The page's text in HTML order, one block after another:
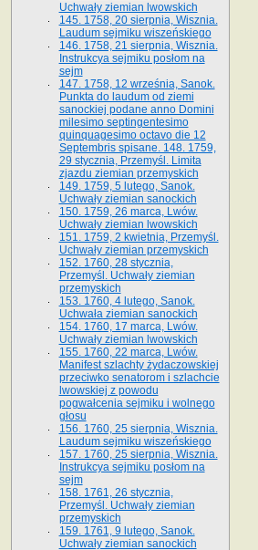
Uchwały ziemian lwowskich
145. 1758, 20 sierpnia, Wisznia.
Laudum sejmiku wiszeńskiego
146. 1758, 21 sierpnia, Wisznia.
Instrukcya sejmiku posłom na
sejm
147. 1758, 12 września, Sanok.
Punkta do laudum od ziemi
sanockiej podane anno Domini
milesimo septingentesimo
quinquagesimo octavo die 12
Septembris spisane. 148. 1759,
29 stycznia, Przemyśl. Limita
zjazdu ziemian przemyskich
149. 1759, 5 lutego, Sanok.
Uchwały ziemian sanockich
150. 1759, 26 marca, Lwów.
Uchwały ziemian lwowskich
151. 1759, 2 kwietnia, Przemyśl.
Uchwały ziemian przemyskich
152. 1760, 28 stycznia,
Przemyśl. Uchwały ziemian
przemyskich
153. 1760, 4 lutego, Sanok.
Uchwała ziemian sanockich
154. 1760, 17 marca, Lwów.
Uchwały ziemian lwowskich
155. 1760, 22 marca, Lwów.
Manifest szlachty żydaczowskiej
przeciwko senatorom i szlachcie
lwowskiej z po­wodu
pogwałcenia sejmiku i wolnego
głosu
156. 1760, 25 sierpnia, Wisznia.
Laudum sejmiku wiszeńskiego
157. 1760, 25 sierpnia, Wisznia.
Instrukcya sejmiku posłom na
sejm
158. 1761, 26 stycznia,
Przemyśl. Uchwały ziemian
przemyskich
159. 1761, 9 lutego, Sanok.
Uchwały ziemian sanockich